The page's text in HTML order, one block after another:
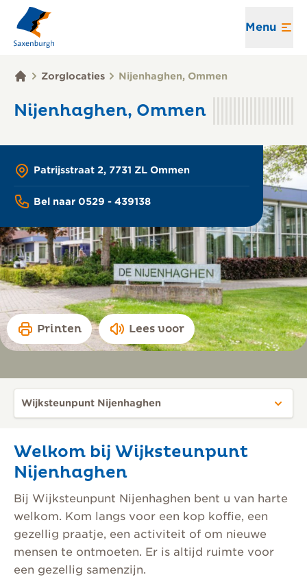
Menu
Zorglocaties Nijenhaghen, Ommen
Nijenhaghen, Ommen
Patrijsstraat 2, 7731 ZL Ommen
Bel naar 0529 - 439138
Printen Lees voor
Welkom bij Wijksteunpunt
Nijenhaghen
Bij Wijksteunpunt Nijenhaghen bent u van harte
welkom. Kom langs voor een kop koffie, een
gezellig praatje, een activiteit of om nieuwe
mensen te ontmoeten. Er is altijd ruimte voor
een gezellig samenzijn.